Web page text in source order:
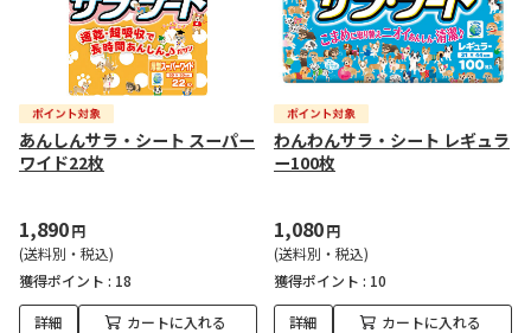
あんしんサラ・シート スーパー
ワイド22枚
1,890円
(送料別・税込)
獲得ポイント : 18
詳細 カートに入れる
わんわんサラ・シート レギュラ
ー100枚
1,080円
(送料別・税込)
獲得ポイント : 10
詳細 カートに入れる